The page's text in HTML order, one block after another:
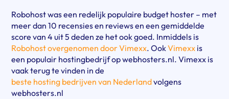
Robohost was een redelijk populaire budget hoster – met
meer dan 10 recensies en reviews en een gemiddelde
score van 4 uit 5 deden ze het ook goed. Inmiddels is
Robohost overgenomen door Vimexx. OokVimexx is
een populair hostingbedrijf op webhosters.nl. Vimexx is
vaak terug te vinden in de
beste hosting bedrijven van Nederlandvolgens
webhosters.nl